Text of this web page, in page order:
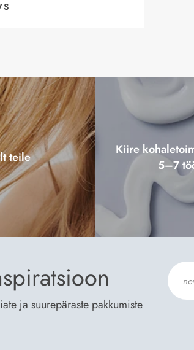
teile
Kiire
5–7
ja suurepäraste pakkumiste